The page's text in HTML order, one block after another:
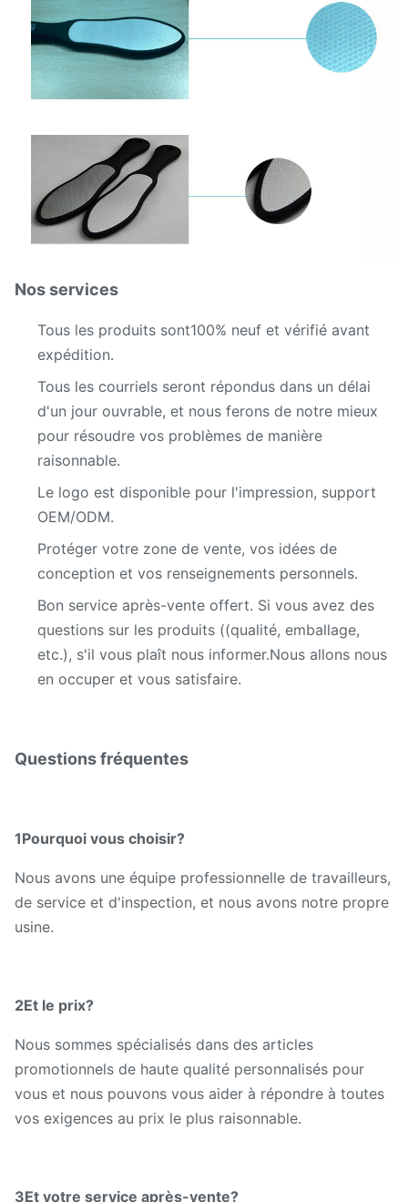
Nos services
Tous les produits sont100% neuf et vérifié avant
expédition.
Tous les courriels seront répondus dans un délai
d'un jour ouvrable, et nous ferons de notre mieux
pour résoudre vos problèmes de manière
raisonnable.
Le logo est disponible pour l'impression, support
OEM/ODM.
Protéger votre zone de vente, vos idées de
conception et vos renseignements personnels.
Bon service après-vente offert. Si vous avez des
questions sur les produits ((qualité, emballage,
etc.), s'il vous plaît nous informer.Nous allons nous
en occuper et vous satisfaire.
Questions fréquentes
1Pourquoi vous choisir?
Nous avons une équipe professionnelle de travailleurs,
de service et d'inspection, et nous avons notre propre
usine.
2Et le prix?
Nous sommes spécialisés dans des articles
promotionnels de haute qualité personnalisés pour
vous et nous pouvons vous aider à répondre à toutes
vos exigences au prix le plus raisonnable.
3Et votre service après-vente?